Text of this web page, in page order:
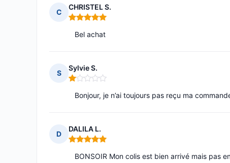
C
CHRISTEL S.
Note : 5 sur 5
Bel achat
S
Sylvie S.
Note : 1 sur 5
Bonjour, je n’ai toujours pas reçu ma
D
DALILA L.
Note : 5 sur 5
BONSOIR Mon colis est bien arrivé mais pas